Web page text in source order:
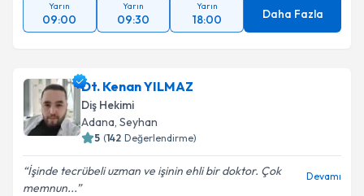
Yarın
09:00
Yarın
09:30
Yarın
18:00 Daha Fazla
Dt. Kenan YILMAZ
Diş Hekimi
Adana, Seyhan
5 (142 Değerlendirme)
İşinde tecrübeli uzman ve işinin ehli bir doktor. Çok
memnun...
Devamı